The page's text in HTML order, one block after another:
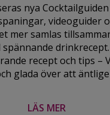
nya
videoguider
mer samlas
spännande drinkrecept.
recept och tips –
glada över att
LÄS MER